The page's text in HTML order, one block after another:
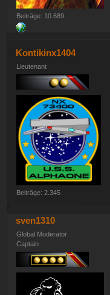
Beiträge: 10.689
Kontikinx1404
Lieutenant
Beiträge: 2.345
sven1310
Global Moderator
Captain